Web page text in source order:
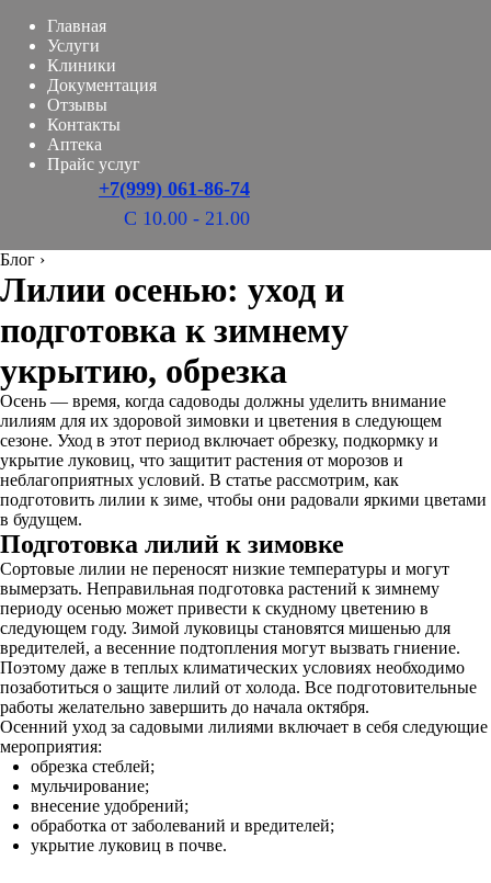
Главная
Услуги
Клиники
Документация
Отзывы
Контакты
Аптека
Прайс услуг
+7(999) 061-86-74
С 10.00 - 21.00
Блог ›
Лилии осенью: уход и
подготовка к зимнему
укрытию, обрезка
Осень — время, когда садоводы должны уделить внимание
лилиям для их здоровой зимовки и цветения в следующем
сезоне. Уход в этот период включает обрезку, подкормку и
укрытие луковиц, что защитит растения от морозов и
неблагоприятных условий. В статье рассмотрим, как
подготовить лилии к зиме, чтобы они радовали яркими цветами
в будущем.
Подготовка лилий к зимовке
Сортовые лилии не переносят низкие температуры и могут
вымерзать. Неправильная подготовка растений к зимнему
периоду осенью может привести к скудному цветению в
следующем году. Зимой луковицы становятся мишенью для
вредителей, а весенние подтопления могут вызвать гниение.
Поэтому даже в теплых климатических условиях необходимо
позаботиться о защите лилий от холода. Все подготовительные
работы желательно завершить до начала октября.
Осенний уход за садовыми лилиями включает в себя следующие
мероприятия:
обрезка стеблей;
мульчирование;
внесение удобрений;
обработка от заболеваний и вредителей;
укрытие луковиц в почве.